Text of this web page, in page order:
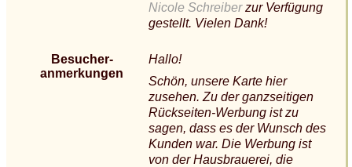
Nicole Schreiberzur Verfügung
gestellt. Vielen Dank!
Besucher-
anmerkungen
Hallo!
Schön, unsere Karte hier
zusehen. Zu der ganzseitigen
Rückseiten-Werbung ist zu
sagen, dass es der Wunsch des
Kunden war. Die Werbung ist
von der Hausbrauerei, die